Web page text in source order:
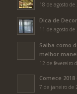
18 de agosto
Dica de
11 de agosto
Saiba como
melhor
12 de fevereiro
Comece
7 de janeiro de